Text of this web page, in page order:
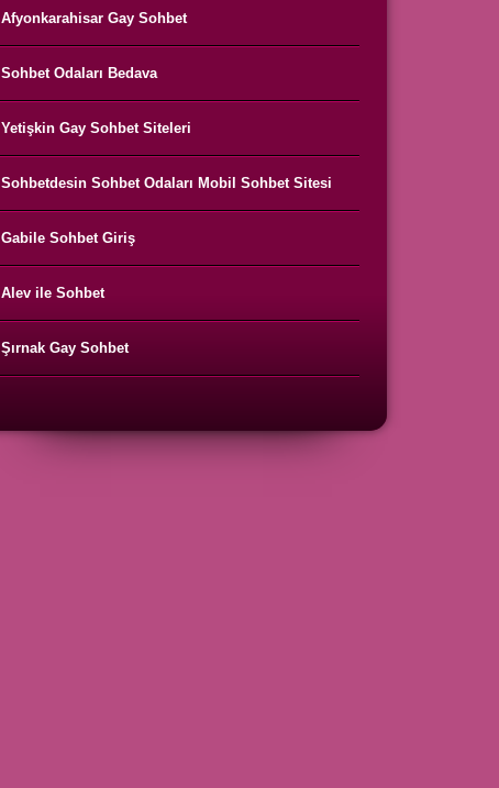
Afyonkarahisar Gay Sohbet
Sohbet Odaları Bedava
Yetişkin Gay Sohbet Siteleri
Sohbetdesin Sohbet Odaları Mobil Sohbet Sitesi
Gabile Sohbet Giriş
Alev ile Sohbet
Şırnak Gay Sohbet